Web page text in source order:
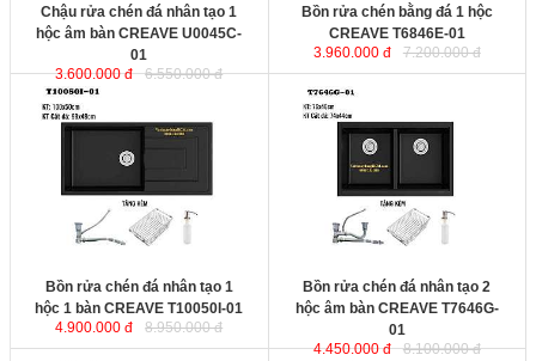
Chậu rửa chén đá nhân tạo 1
hộc âm bàn CREAVE U0045C-
01
3.600.000 đ
6.550.000 đ
Bồn rửa chén bằng đá 1 hộc
CREAVE T6846E-01
3.960.000 đ
7.200.000 đ
Bồn rửa chén đá nhân tạo 1 hộc 1
bàn CREAVE T10050I-01
sản xuất theo dây chuyền công
nghệ hiện đại của Australia. Sản
phẩm được thiết kế tinh tế, chịu va
đập, chống trầy xước và bền màu
mãi với thời gian.
Kích thước : 1000x500x220mm
Bồn rửa chén đá nhân tạo 1
hộc 1 bàn CREAVE T10050I-01
4.900.000 đ
8.950.000 đ
Bồn rửa chén đá nhân tạo 2 hộc
âm bàn CREAVE T7646G-01
sản xuất theo dây chuyền công
nghệ hiện đại của Australia. Sản
phẩm được thiết kế tinh tế, chịu va
đập, chống trầy xước và bền màu
mãi với thời gian.
Kích thước: 760x460x220mm
Bồn rửa chén đá nhân tạo 2
hộc âm bàn CREAVE T7646G-
01
4.450.000 đ
8.100.000 đ